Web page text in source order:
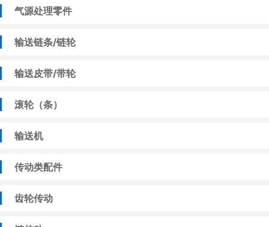
气源处理零件
输送链条/链轮
输送皮带/带轮
滚轮（条）
输送机
传动类配件
齿轮传动